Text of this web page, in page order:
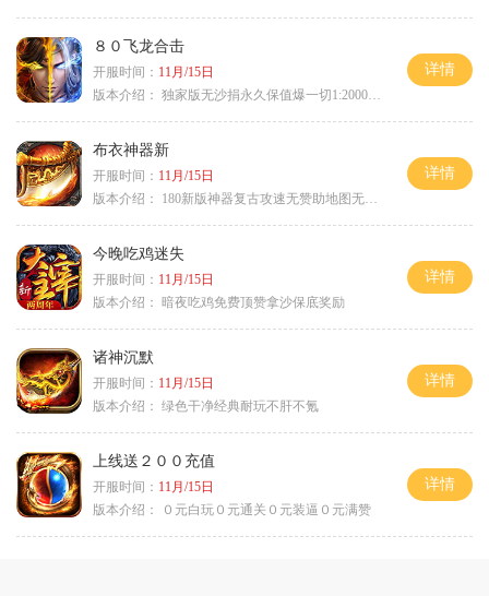
８０飞龙合击
开服时间： 11月/15日
版本介绍： 独家版无沙捐永久保值爆一切1:2000回2
详情
布衣神器新
开服时间： 11月/15日
版本介绍：
180新版神器复古攻速无赞助地图无排行
详情
今晚吃鸡迷失
开服时间： 11月/15日
版本介绍：
暗夜吃鸡免费顶赞拿沙保底奖励
详情
诸神沉默
开服时间： 11月/15日
版本介绍： 绿色干净经典耐玩不肝不氪
详情
上线送２００充值
开服时间： 11月/15日
版本介绍：
０元白玩０元通关０元装逼０元满赞
详情